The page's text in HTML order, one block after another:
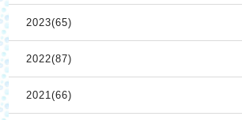
2023(65)
2022(87)
2021(66)